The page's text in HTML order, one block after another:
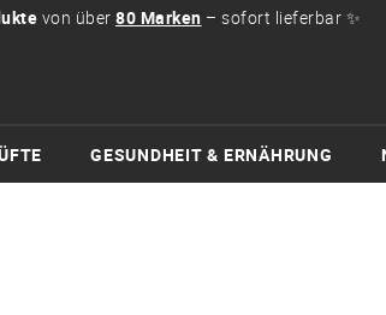
von über 80 Marken – sofort lieferbar ✨
GESUNDHEIT & ERNÄHRUNG